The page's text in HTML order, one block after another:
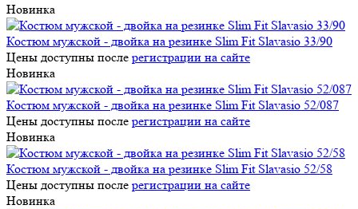
Новинка
Костюм мужской - двойка на резинке Slim Fit Slavasio 33/90
Цены доступны после регистрации на сайте
Новинка
Костюм мужской - двойка на резинке Slim Fit Slavasio 52/087
Цены доступны после регистрации на сайте
Новинка
Костюм мужской - двойка на резинке Slim Fit Slavasio 52/58
Цены доступны после регистрации на сайте
Новинка